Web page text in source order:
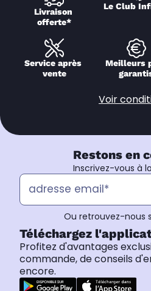
Livraison
offerte*
Le Club
Service après
vente
Meilleurs
Voir
Restons en
Inscrivez-vous à
Ou retrouvez-nous
Téléchargez
Profitez d'avantages
commande, de conseils
encore.